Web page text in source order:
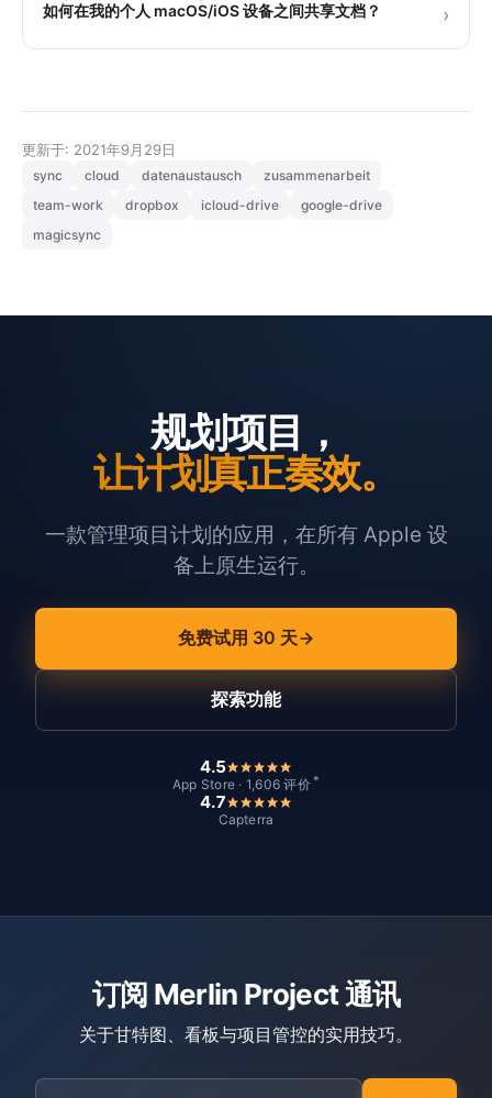
如何在我的个人 macOS/iOS 设备之间共享文档？ ›
更新于: 2021年9月29日
sync cloud datenaustausch
zusammenarbeit
team-work
dropbox icloud-drive
google-drive
magicsync
规划项目，
让计划真正奏效。
一款管理项目计划的应用，在所有 Apple 设
备上原生运行。
免费试用 30 天
探索功能
4.5
App Store · 1,606 评价 *
4.7
Capterra
订阅 Merlin Project 通讯
关于甘特图、看板与项目管控的实用技巧。